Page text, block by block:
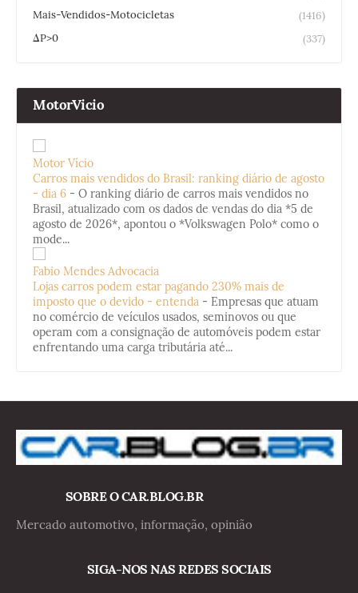
Mais-Vendidos-Motocicletas
(1416)
ΔP>0
(337)
MotorVicio
Motor Vício
Carros mais vendidos do Brasil: ranking diário de agosto
- dia 6 - O ranking diário de carros mais vendidos no
Brasil, atualizado com os dados de vendas do dia *5 de
agosto de 2026*, apontou o *Volkswagen Polo* como o
mode...
Fabio Mendes Advocacia
Lojas carros podem estar pagando 230% mais de
imposto que o devido - entenda - Empresas que atuam
no comércio de veículos usados, seminovos ou que
operam com a consignação de automóveis podem estar
enfrentando uma carga tributária até...
SOBRE O CAR.BLOG.BR
Mercado automotivo, informação, opinião
SIGA-NOS NAS REDES SOCIAIS